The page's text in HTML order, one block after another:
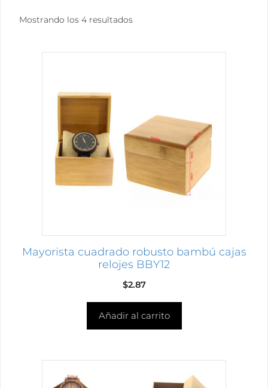
Mostrando los 4 resultadosOrdenado
popularidad
Mayorista cuadrado robusto bambú cajas
relojes BBY12
$2.87
Añadir al carrito